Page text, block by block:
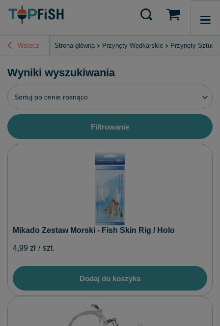
Wstecz Strona główna Przynęty Wędkarskie Przynęty
Wyniki wyszukiwania
Zmień sortowanie
Sortuj po cenie rosnąco
Filtrowanie
Mikado Zestaw Morski - Fish Skin Rig / Holo
4,99 zł / szt.
Dodaj do koszyka